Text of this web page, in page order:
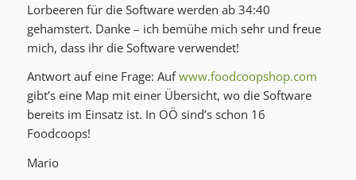
Lorbeeren für die Software werden ab 34:40
gehamstert. Danke – ich bemühe mich sehr und freue
mich, dass ihr die Software verwendet!
Antwort auf eine Frage: Aufwww.foodcoopshop.com
gibt’s eine Map mit einer Übersicht, wo die Software
bereits im Einsatz ist. In OÖ sind’s schon 16
Foodcoops!
Mario